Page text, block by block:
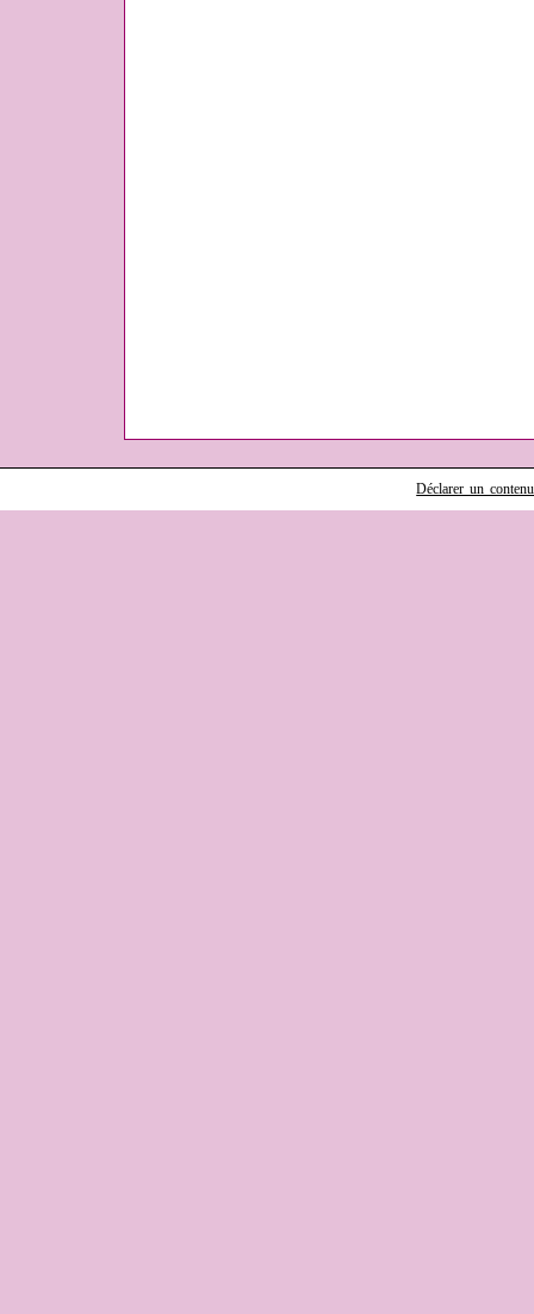
Déclarer un